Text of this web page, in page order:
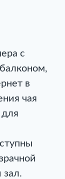
с
в
чая
зал.